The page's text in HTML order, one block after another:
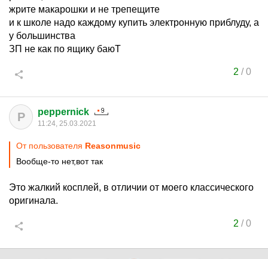
жрите макарошки и не трепещите
и к школе надо каждому купить электронную приблуду, а
у большинства
ЗП не как по ящику баюТ
2 /0
P peppernick
11:24, 25.03.2021
От пользователя Reasonmusic
Вообще-то нет,вот так
Это жалкий косплей, в отличии от моего классического
оригинала.
2 /0